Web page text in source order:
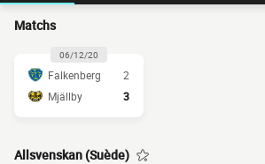
Matchs
06/12/20
Falkenberg
2
Mjällby
3
Allsvenskan (Suède)